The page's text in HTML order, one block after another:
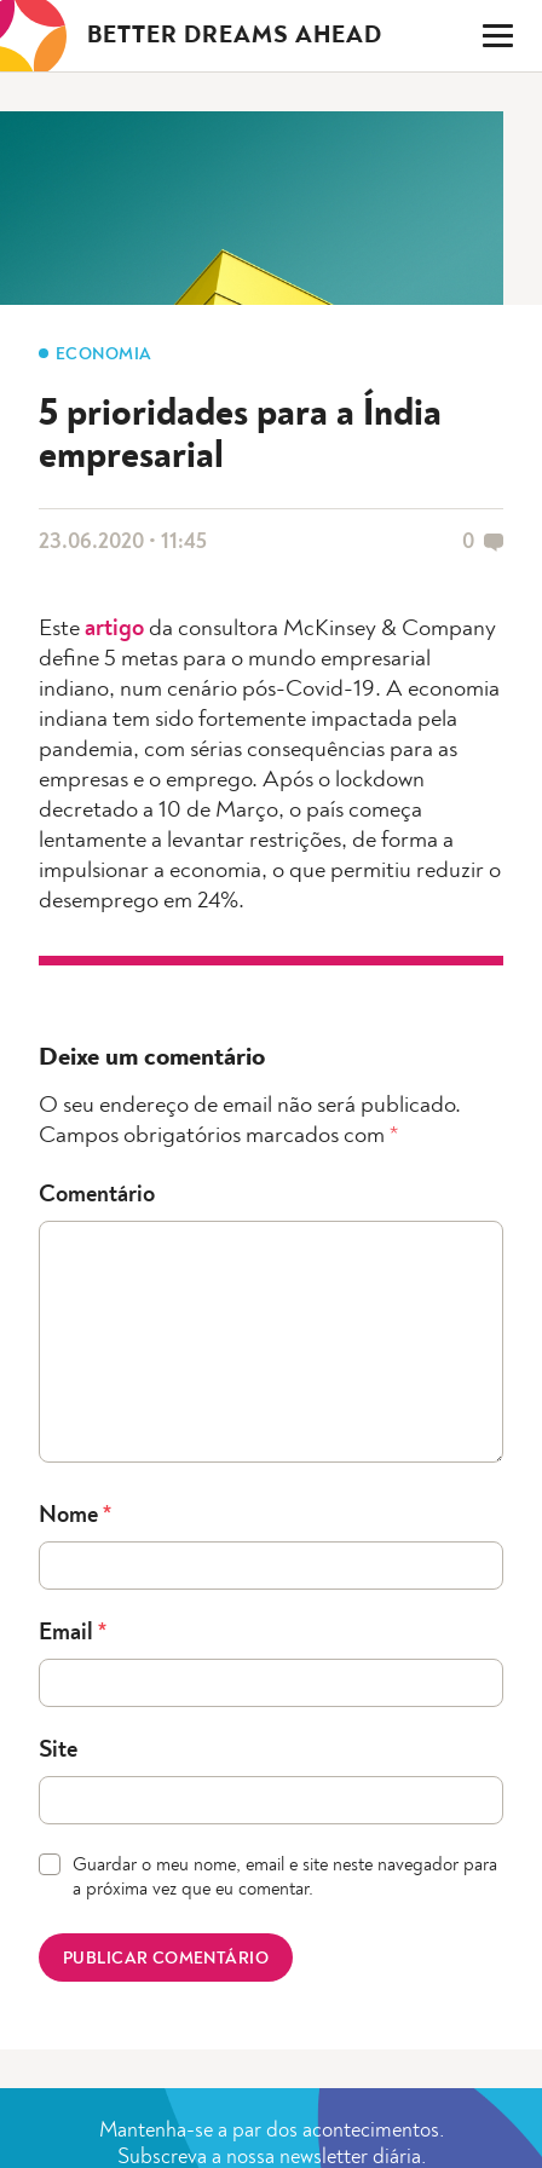
Saltar
para
o
BETTER DREAMS AHEAD
ECONOMIA
5 prioridades para a Índia
empresarial
23.06.2020 • 11:45 0
Este artigo da consultora McKinsey & Company
define 5 metas para o mundo empresarial
indiano, num cenário pós-Covid-19. A economia
indiana tem sido fortemente impactada pela
pandemia, com sérias consequências para as
empresas e o emprego. Após o lockdown
decretado a 10 de Março, o país começa
lentamente a levantar restrições, de forma a
impulsionar a economia, o que permitiu reduzir o
desemprego em 24%.
Deixe um comentário
O seu endereço de email não será publicado.
Campos obrigatórios marcados com *
Comentário
Nome *
Email *
Site
Guardar o meu nome, email e site neste navegador para
a próxima vez que eu comentar.
Mantenha-se a par dos acontecimentos.
Subscreva a nossa newsletter diária.